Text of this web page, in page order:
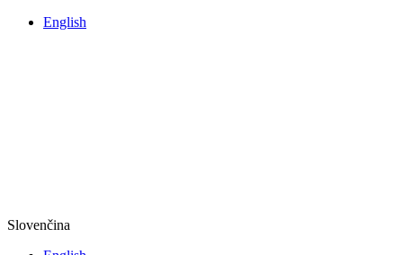
English
Slovenčina